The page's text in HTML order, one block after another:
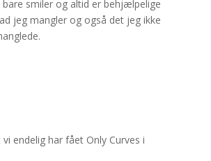
smiler og altid er behjælpelige
jeg mangler og også det jeg ikke
endelig har fået Only Curves i